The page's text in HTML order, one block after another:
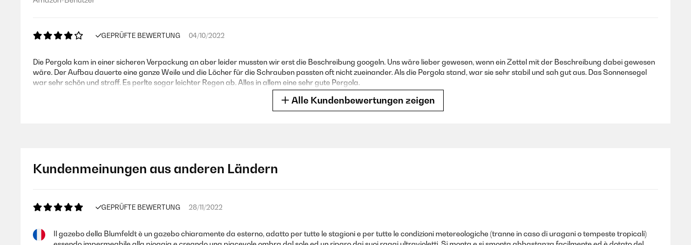
GEPRÜFTE BEWERTUNG 04/10/2022
Die Pergola kam in einer sicheren Verpackung an aber leider mussten wir erst die Beschreibung googeln. Uns wäre lieber gewesen, wenn ein Zettel mit der Beschreibung dabei gewesen
wäre. Der Aufbau dauerte eine ganze Weile und die Löcher für die Schrauben passten oft nicht zueinander. Als die Pergola stand, war sie sehr stabil und sah gut aus. Das Sonnensegel
war sehr schön und straff. Es perlte sogar leichter Regen ab. Alles in allem eine sehr gute Pergola.
Meine Begeisterung fängt bei der Anleitung und den Einzelteilen an ; seltenst eine so gute Anleitung zum Aufbau des Pavillons gesehen / gelesen; absolut 1 A. Auch jedes Teil des Pavillons
Alle Kundenbewertungen zeigen
Kundenmeinungen aus anderen Ländern
GEPRÜFTE BEWERTUNG 28/11/2022
Il gazebo della Blumfeldt è un gazebo chiaramente da esterno, adatto per tutte le stagioni e per tutte le condizioni metereologiche (tranne in caso di uragani o tempeste tropicali)